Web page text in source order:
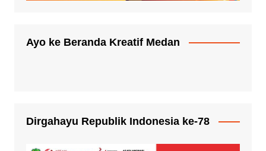
Ayo ke Beranda Kreatif Medan
Dirgahayu Republik Indonesia ke-78